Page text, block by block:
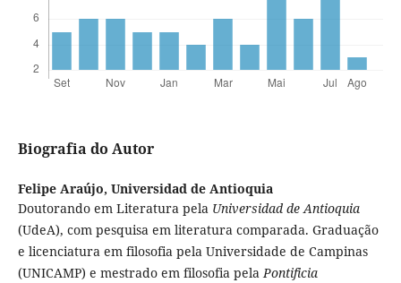
Biografia do Autor
Felipe Araújo, Universidad de Antioquia
Doutorando em Literatura pela Universidad de Antioquia
(UdeA), com pesquisa em literatura comparada. Graduação
e licenciatura em filosofia pela Universidade de Campinas
(UNICAMP) e mestrado em filosofia pelaPontificia